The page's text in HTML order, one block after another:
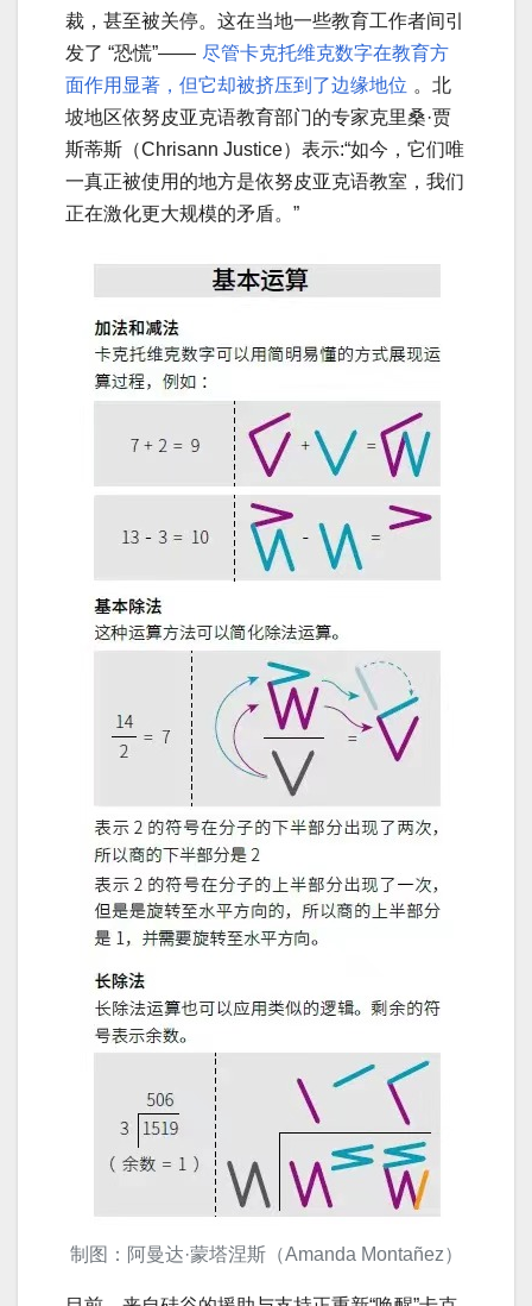
裁，甚至被关停。这在当地一些教育工作者间引
发了 “恐慌”—— 尽管卡克托维克数字在教育方
面作用显著，但它却被挤压到了边缘地位 。北
坡地区依努皮亚克语教育部门的专家克里桑·贾
斯蒂斯（Chrisann Justice）表示:“如今，它们唯
一真正被使用的地方是依努皮亚克语教室，我们
正在激化更大规模的矛盾。”
制图：阿曼达·蒙塔涅斯（Amanda Montañez）